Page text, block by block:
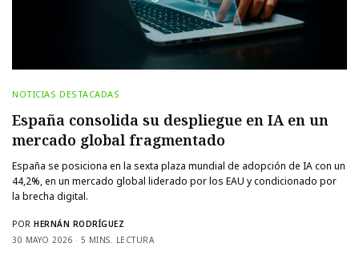
NOTICIAS DESTACADAS
España consolida su despliegue en IA en un
mercado global fragmentado
España se posiciona en la sexta plaza mundial de adopción de IA con un
44,2%, en un mercado global liderado por los EAU y condicionado por
la brecha digital.
POR HERNÁN RODRÍGUEZ
30 MAYO 2026
5 MINS. LECTURA